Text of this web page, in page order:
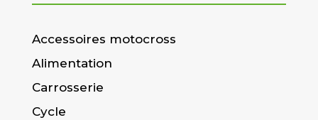
Accessoires motocross
Alimentation
Carrosserie
Cycle